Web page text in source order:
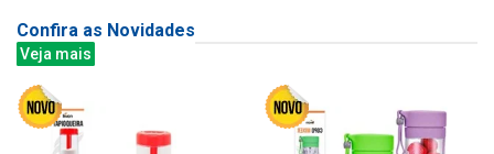
Confira as Novidades
Veja mais